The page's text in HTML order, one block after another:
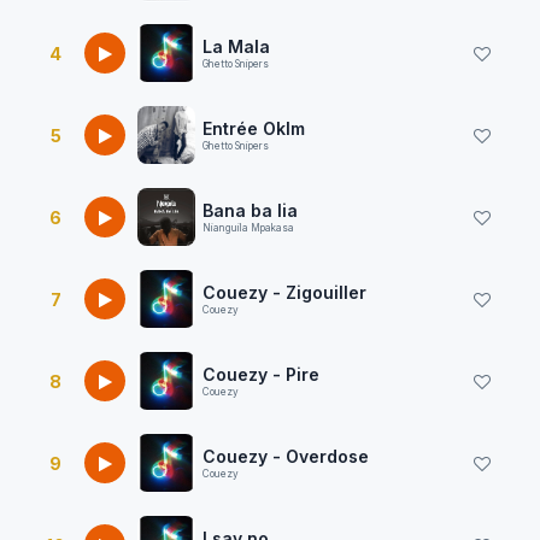
4 La Mala
Ghetto Snipers
5 Entrée Oklm
Ghetto Snipers
6 Bana ba lia
Nianguila Mpakasa
7 Couezy - Zigouiller
Couezy
8 Couezy - Pire
Couezy
9 Couezy - Overdose
Couezy